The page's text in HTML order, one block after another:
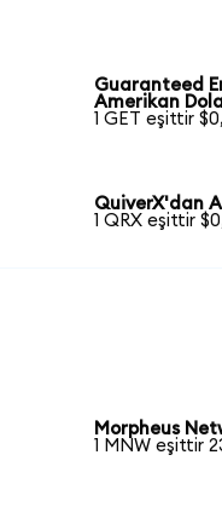
Guaranteed
Amerikan
1 GET eşittir
QuiverX'dan
1 QRX eşittir
Morpheus
1 MNW eşittir